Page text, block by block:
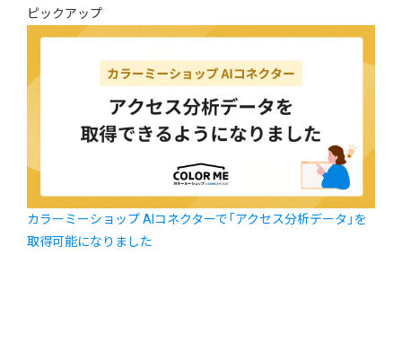
ピックアップ
カラーミーショップ AIコネクターで「アクセス分析データ」を
取得可能になりました